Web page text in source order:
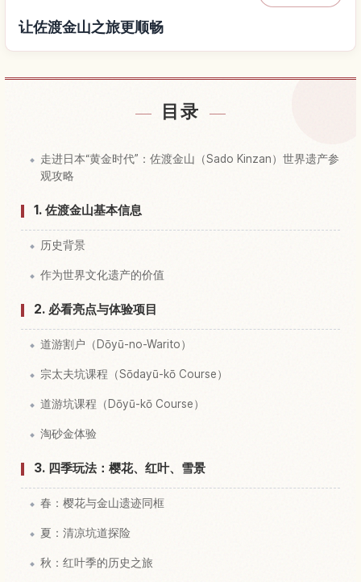
让佐渡金山之旅更顺畅
目录
走进日本“黄金时代”：佐渡金山（Sado Kinzan）世界遗产参
观攻略
1. 佐渡金山基本信息
历史背景
作为世界文化遗产的价值
2. 必看亮点与体验项目
道游割户（Dōyū-no-Warito）
宗太夫坑课程（Sōdayū-kō Course）
道游坑课程（Dōyū-kō Course）
淘砂金体验
3. 四季玩法：樱花、红叶、雪景
春：樱花与金山遗迹同框
夏：清凉坑道探险
秋：红叶季的历史之旅